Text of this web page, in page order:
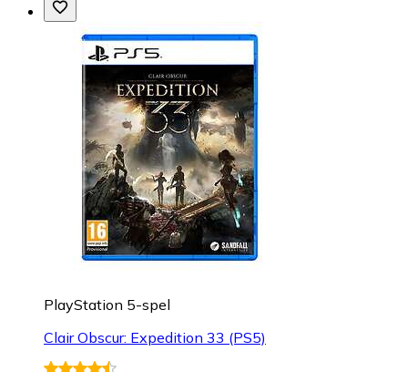
PlayStation 5-spel
Clair Obscur: Expedition 33 (PS5)